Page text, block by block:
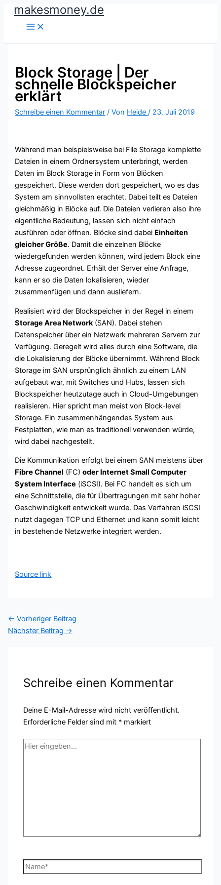
Zummakesmoney.de
Block Storage | Der
schnelle Blockspeicher
erklärt
Schreibe einen Kommentar / Von Heide/ 23. Juli 2019
Während man beispielsweise bei File Storage komplette
Dateien in einem Ordnersystem unterbringt, werden
Daten im Block Storage in Form von Blöcken
gespeichert. Diese werden dort gespeichert, wo es das
System am sinnvollsten erachtet. Dabei teilt es Dateien
gleichmäßig in Blöcke auf. Die Dateien verlieren also ihre
eigentliche Bedeutung, lassen sich nicht einfach
ausführen oder öffnen. Blöcke sind dabei Einheiten
gleicher Größe. Damit die einzelnen Blöcke
wiedergefunden werden können, wird jedem Block eine
Adresse zugeordnet. Erhält der Server eine Anfrage,
kann er so die Daten lokalisieren, wieder
zusammenfügen und dann ausliefern.
Realisiert wird der Blockspeicher in der Regel in einem
Storage Area Network(SAN). Dabei stehen
Datenspeicher über ein Netzwerk mehreren Servern zur
Verfügung. Geregelt wird alles durch eine Software, die
die Lokalisierung der Blöcke übernimmt. Während Block
Storage im SAN ursprünglich ähnlich zu einem LAN
aufgebaut war, mit Switches und Hubs, lassen sich
Blockspeicher heutzutage auch in Cloud-Umgebungen
realisieren. Hier spricht man meist von Block-level
Storage. Ein zusammenhängendes System aus
Festplatten, wie man es traditionell verwenden würde,
wird dabei nachgestellt.
Die Kommunikation erfolgt bei einem SAN meistens über
Fibre Channel (FC)oder Internet Small Computer
System Interface (iSCSI). Bei FC handelt es sich um
eine Schnittstelle, die für Übertragungen mit sehr hoher
Geschwindigkeit entwickelt wurde. Das Verfahren iSCSI
nutzt dagegen TCP und Ethernet und kann somit leicht
in bestehende Netzwerke integriert werden.
Source link
← Vorheriger Beitrag
Nächster Beitrag →
Schreibe einen Kommentar
Deine E-Mail-Adresse wird nicht veröffentlicht.
Erforderliche Felder sind mit * markiert
Hier
Name*